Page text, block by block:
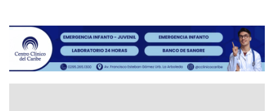
4
nueva mesa de diálogo
INTERNACIONALES ÚLTIMA HORA